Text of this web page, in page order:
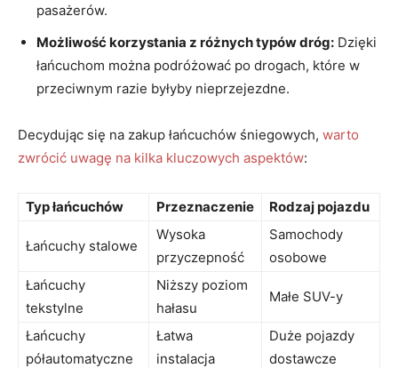
pasażerów.
Możliwość korzystania z różnych typów dróg: Dzięki
łańcuchom można podróżować po drogach, które w
przeciwnym razie byłyby nieprzejezdne.
Decydując się na zakup łańcuchów śniegowych, warto
zwrócić uwagę na kilka kluczowych aspektów:
Typ łańcuchów Przeznaczenie Rodzaj pojazdu
Łańcuchy stalowe
Wysoka
przyczepność
Samochody
osobowe
Łańcuchy
tekstylne
Niższy poziom
hałasu
Małe SUV-y
Łańcuchy
półautomatyczne
Łatwa
instalacja
Duże pojazdy
dostawcze